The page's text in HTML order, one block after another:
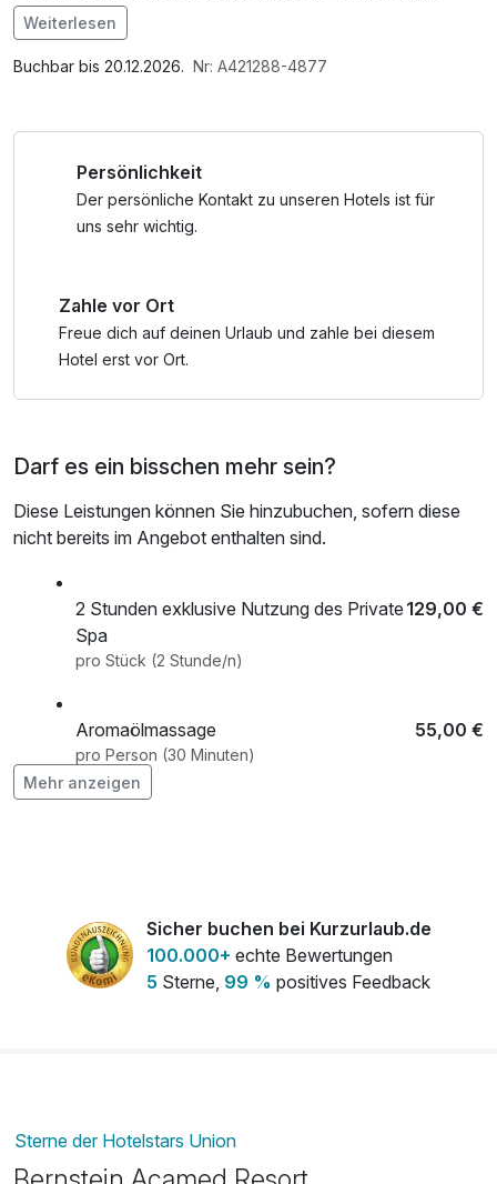
erkunden ist nicht nur im Sommer sondern auch in den
kalten Jahreszeiten möglich. Nach einem Tag an der
frischen Luft verwöhnen wir Sie kulinarisch in unserem
Atmosphäre baden, ist unser beheizter Außenpool das
ganze Jahr über ein echtes Highlight. Ob Schwimmen unter
freiem Himmel, Sonnen auf der Terrasse oder Entspannen
Unser Acamed Verwöhnprogramm:
- tägl. Nutzung des Wellnessbereich (ab 16 Jahren) auf
- kostenfreie Nutzung: 9-Loch Golfplatz bei Platzreife, 18-
- Fitnessbereich & Volleyballfeld
- kostenfreier Fahrradverleih sowie Ruder- oder
Im Angebot enthalten
1 Flasche Mineralwasser, Saunabenutzung,
Internetnutzung, Badetasche mit Bademantel und -tücher
Weiterlesen
Buchbar bis 20.12.2026. Nr: A421288-4877
Persönlichkeit
Der persönliche Kontakt zu unseren Hotels ist für
uns sehr wichtig.
Zahle vor Ort
Freue dich auf deinen Urlaub und zahle bei diesem
Hotel erst vor Ort.
Darf es ein bisschen mehr sein?
Diese Leistungen können Sie hinzubuchen, sofern diese
nicht bereits im Angebot enthalten sind.
2 Stunden exklusive Nutzung des Private
Spa
129,00 €
pro Stück (2 Stunde/n)
Aromaölmassage 55,00 €
pro Person (30 Minuten)
Flasche Sekt & Pralinen auf dem Zimmer
pro Stück
pro Stück
Mehr anzeigen
Sicher buchen bei Kurzurlaub.de
100.000+ echte Bewertungen
5 Sterne, 99 % positives Feedback
Sterne der Hotelstars Union